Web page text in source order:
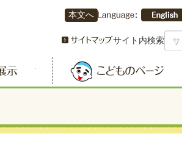
本文へ
サイト内検索
行事・展示